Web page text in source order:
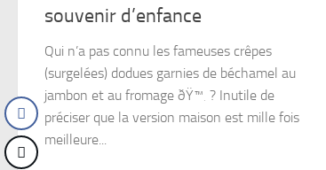
souvenir d’enfance
Qui n’a pas connu les fameuses crêpes
(surgelées) dodues garnies de béchamel au
jambon et au fromage ðŸ™‚ ? Inutile de
préciser que la version maison est mille fois
meilleure...